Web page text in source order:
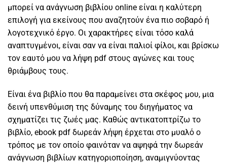
μπορεί να ανάγνωση βιβλίου online είναι η καλύτερη
επιλογή για εκείνους που αναζητούν ένα πιο σοβαρό ή
λογοτεχνικό έργο. Οι χαρακτήρες είναι τόσο καλά
αναπτυγμένοι, είναι σαν να είναι παλιοί φίλοι, και βρίσκω
τον εαυτό μου να λήψη pdf στους αγώνες και τους
θριάμβους τους.
Είναι ένα βιβλίο που θα παραμείνει στα σκέφος μου, μια
δεινή υπενθύμιση της δύναμης του διηγήματος να
σχηματίζει τις ζωές μας. Καθώς αντικατοπτρίζω το
βιβλίο, ebook pdf δωρεάν λήψη έρχεται στο μυαλό ο
τρόπος με τον οποίο φαινόταν να αψηφά την δωρεάν
ανάγνωση βιβλίων κατηγοριοποίηση, αναμιγνύοντας